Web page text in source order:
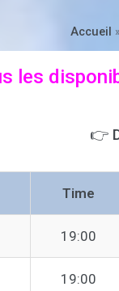
Accueil »
les
👉
Time
19:00
19:00